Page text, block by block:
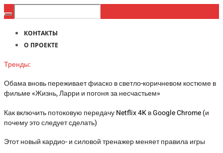
КОНТАКТЫ
О ПРОЕКТЕ
Тренды:
Обама вновь переживает фиаско в светло-коричневом костюме в
фильме «Жизнь, Ларри и погоня за несчастьем»
Как включить потоковую передачу Netflix 4K в Google Chrome (и
почему это следует сделать)
Этот новый кардио- и силовой тренажер меняет правила игры